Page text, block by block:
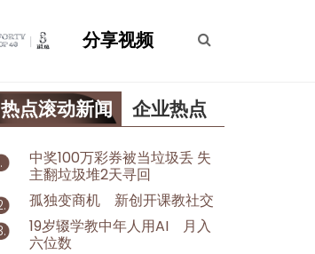
分享视频
热点滚动新闻 企业热点
中奖100万彩券被当垃圾丢 失
主翻垃圾堆2天寻回
孤独变商机 新创开课教社交
19岁辍学教中年人用AI 月入
六位数